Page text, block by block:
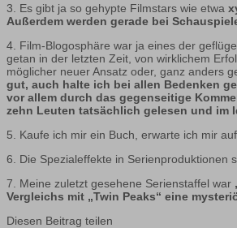
3. Es gibt ja so gehypte Filmstars wie etwa
Außerdem werden gerade bei
4. Film-Blogosphäre war ja eines der
getan in der letzten Zeit, von wirklichem
möglicher neuer Ansatz oder, ganz anders
gut, auch halte ich bei allen Bedenken
vor allem durch das gegenseitige
zehn Leuten tatsächlich gelesen und im
5. Kaufe ich mir ein Buch, erwarte ich mir
6. Die Spezialeffekte in Serienproduktionen
7. Meine zuletzt gesehene Serienstaffel war
Vergleichs mit „Twin Peaks“ eine
Diesen Beitrag teilen